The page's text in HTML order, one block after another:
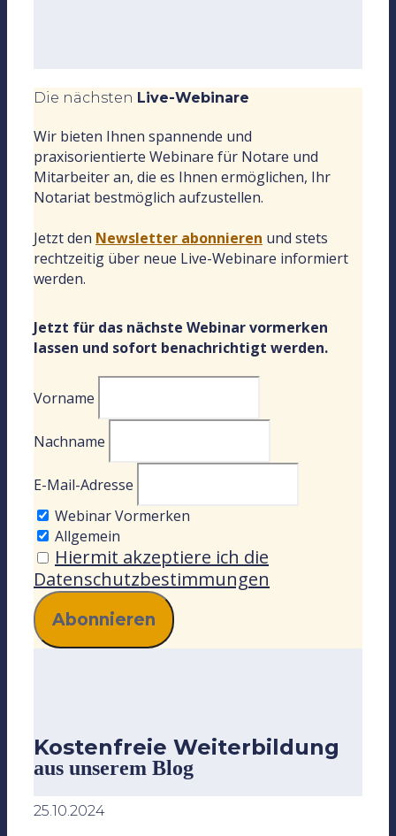
Die nächsten Live-Webinare
Wir bieten Ihnen spannende und
praxisorientierte Webinare für Notare und
Mitarbeiter an, die es Ihnen ermöglichen, Ihr
Notariat bestmöglich aufzustellen.
Jetzt den Newsletter abonnieren und stets
rechtzeitig über neue Live-Webinare informiert
werden.
Jetzt für das nächste Webinar vormerken
lassen und sofort benachrichtigt werden.
Vorname
Nachname
E-Mail-Adresse
Webinar Vormerken
Allgemein
Hiermit akzeptiere ich die
Datenschutzbestimmungen
Kostenfreie Weiterbildung
aus unserem Blog
25.10.2024